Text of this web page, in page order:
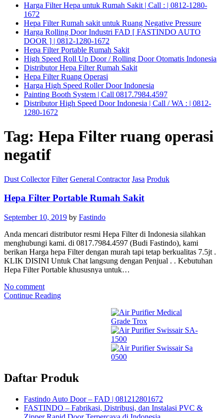
Harga Filter Hepa untuk Rumah Sakit | Call : | 0812-1280-
1672
Hepa Filter Rumah sakit untuk Ruang Negative Pressure
Harga Rolling Door Industri FAD [ FASTINDO AUTO
DOOR ] | 0812-1280-1672
Hepa Filter Portable Rumah Sakit
High Speed Roll Up Door / Rolling Door Otomatis Indonesia
Distributor Hepa Filter Rumah Sakit
Hepa Filter Ruang Operasi
Harga High Speed Roller Door Indonesia
Painting Booth System | Call 0817.7984.4597
Distributor High Speed Door Indonesia | Call / WA : | 0812-
1280-1672
Tag: Hepa Filter ruang operasi
negatif
Dust Collector Filter General Contractor Jasa Produk
Hepa Filter Portable Rumah Sakit
September 10, 2019 by Fastindo
Anda mencari distributor resmi Hepa Filter di Indonesia silahkan
menghubungi kami. di 0817.7984.4597 (Budi Fastindo), kami
berikan Harga hepa Filter dengan murah tapi tetap berkualitas 7.5jt .
KLIK DISINI Untuk Chat langsung dengan Penjual . . Kebutuhan
Hepa Filter Portable khususnya untuk…
No comment
Continue Reading
Daftar Produk
Fastindo Auto Door – FAD | 081212801672
FASTINDO – Fabrikasi, Distribusi, dan Instalasi PVC &